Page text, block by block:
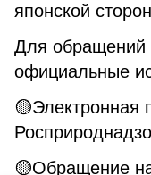
японской
Для обращений
официальные
🟡Электронная
🟡Обращение